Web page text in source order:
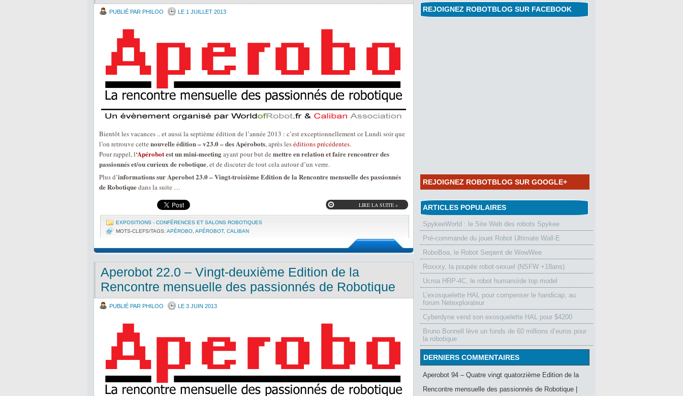
PUBLIÉ PAR PHILOO LE 1 JUILLET 2013
Bientôt les vacances .. et aussi la septième édition de l’année 2013 : c’est exceptionnellement ce Lundi soir que
l’on retrouve cette nouvelle édition – v23.0 – des Apérobots, après leséditions précédentes.
Pour rappel, l‘Apérobotest un mini-meetingayant pour but de mettre en relation et faire rencontrer des
passionnés et/ou curieux de robotique, et de discuter de tout cela autour d’un verre.
Plus d’informations sur Aperobot 23.0 – Vingt-troisième Edition de la Rencontre mensuelle des passionnés
de Robotiquedans la suite …
LIRE LA SUITE »
EXPOSITIONS - CONFÉRENCES ET SALONS ROBOTIQUES
MOTS-CLEFS/TAGS: APÉROBO APÉROBOT, CALIBAN
Aperobot 22.0 – Vingt-deuxième Edition de la
Rencontre mensuelle des passionnés de Robotique
PUBLIÉ PAR PHILOO LE 3 JUIN 2013
REJOIGNEZ ROBOTBLOG SUR FACEBOOK
REJOIGNEZ ROBOTBLOG SUR GOOGLE+
ARTICLES POPULAIRES
SpykeeWorld : le Site Web des robots Spykee
Pré-commande du jouet Robot Ultimate Wall-E
RoboBoa, le Robot Serpent de WowWee
Roxxxy, la poupée robot-sexuel (NSFW +18ans)
Ucroa HRP-4C, le robot humanoïde top model
L’exosquelette HAL pour compenser le handicap, au
forum Netexplorateur
Cyberdyne vend son exosquelette HAL pour $4200
Bruno Bonnell lève un fonds de 60 millions d’euros pour
la robotique
DERNIERS COMMENTAIRES
Aperobot 94 – Quatre vingt quatorzième Edition de la
Rencontre mensuelle des passionnés de Robotique |